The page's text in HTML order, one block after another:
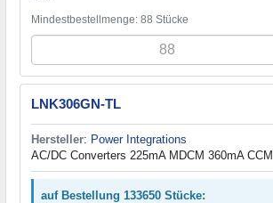
Mindestbestellmenge: 88 Stücke
LNK306GN-TL
Hersteller: Power Integrations
AC/DC Converters 225mA MDCM 360mA CCM
auf Bestellung 133650 Stücke: